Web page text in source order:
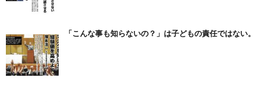
「こんな事も知らないの？」は子どもの責任ではない。